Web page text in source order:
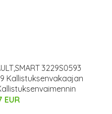
3229S0593
Kallistuksenvakaajan
EUR